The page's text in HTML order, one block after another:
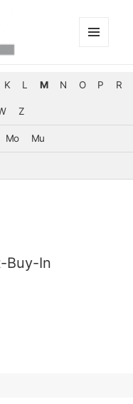
K L M N O P R
Z
Mo Mu
Buy-In